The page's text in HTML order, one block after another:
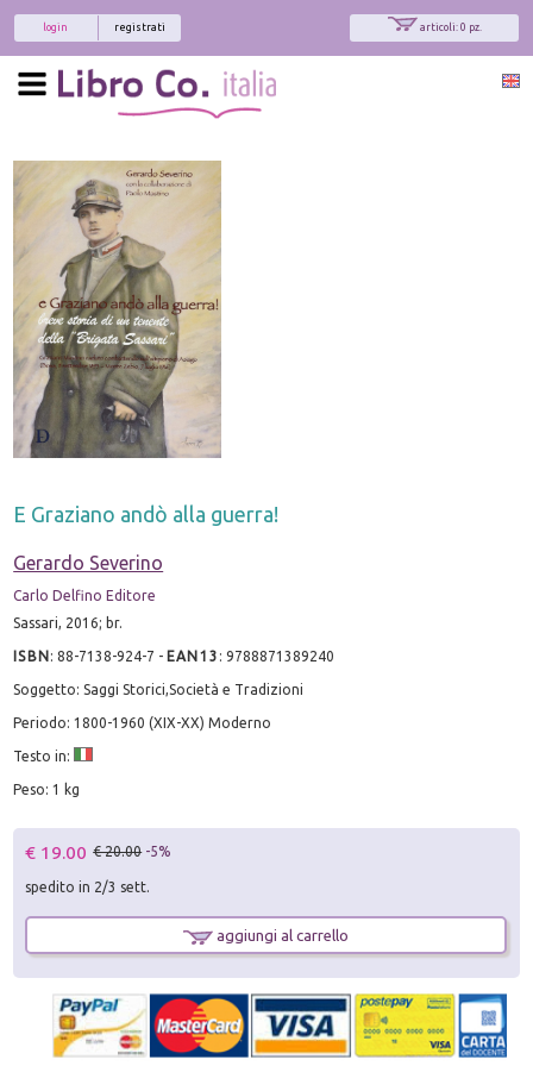
articoli: 0 pz.
registrati
login
E Graziano andò alla guerra!
Gerardo Severino
Carlo Delfino Editore
Sassari, 2016; br.
ISBN:88-7138-924-7 - EAN13 :9788871389240
Soggetto: Saggi Storici,Società e Tradizioni
Periodo: 1800-1960 (XIX-XX) Moderno
Testo in:
Peso: 1 kg
€ 19.00 € 20.00 -5%
spedito in 2/3 sett.
aggiungi al carrello